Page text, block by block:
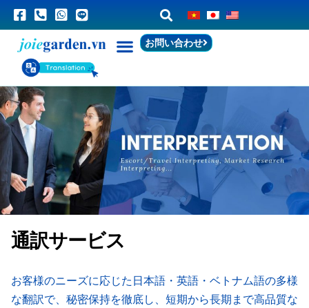
お問い合わせ
通訳サービス
お客様のニーズに応じた日本語・英語・ベトナム語の多様
な翻訳で、秘密保持を徹底し、短期から長期まで高品質な